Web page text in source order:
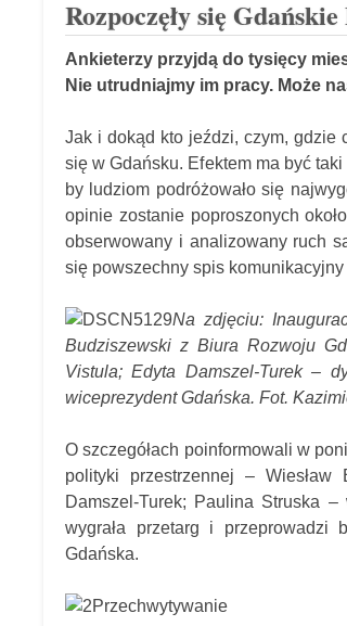
Rozpoczęły się
Ankieterzy przyjdą do tysięcy
Nie utrudniajmy im pracy. Może
Jak i dokąd kto jeździ, czym, gdzie
się w Gdańsku. Efektem ma być
by ludziom podróżowało się
opinie zostanie poproszonych
obserwowany i analizowany ruch
się powszechny spis komunikacyjny
Na zdjęciu:
Budziszewski z Biura Rozwoju
Vistula; Edyta Damszel-Turek –
wiceprezydent Gdańska. Fot.
O szczegółach poinformowali w
polityki przestrzennej –
Damszel-Turek; Paulina Struska
wygrała przetarg i przeprowadzi
Gdańska.